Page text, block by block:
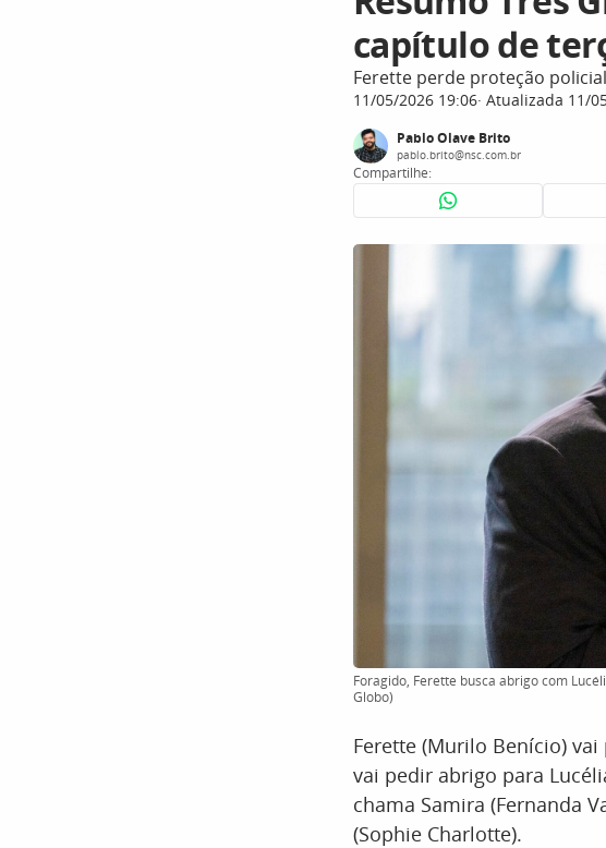
capítulo de
Ferette perde proteção
11/05/2026 19:06 Atualizada 11/
Pablo Olave Brito
pablo.brito@nsc.com.br
Compartilhe:
Foragido, Ferette busca abrigo com
Globo)
Ferette (Murilo Benício)
vai pedir abrigo para
chama Samira (Fernanda
(Sophie Charlotte).